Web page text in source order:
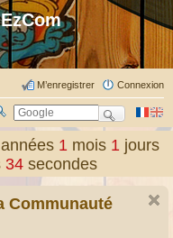
Connexion
M’enregistrer
années1 mois1 jours
34 secondes
Communauté